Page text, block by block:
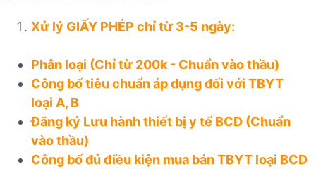
Xử lý GIẤY PHÉP chỉ từ 3-5 ngày:
Phân loại (Chỉ từ 200k - Chuẩn vào thầu)
Công bố tiêu chuẩn áp dụng đối với TBYT
loại A, B
Đăng ký Lưu hành thiết bị y tế BCD (Chuẩn
vào thầu)
Công bố đủ điều kiện mua bán TBYT loại BCD